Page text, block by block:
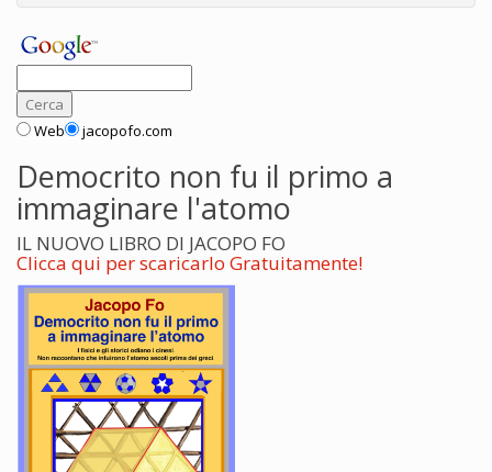
Web jacopofo.com
Democrito non fu il primo a
immaginare l'atomo
IL NUOVO LIBRO DI JACOPO FO
Clicca qui per scaricarlo Gratuitamente!